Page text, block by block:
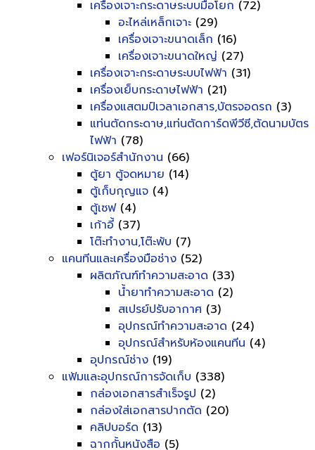
เครื่องเจาะกระดาษระบบมือโยก (72)
อะไหล่เหล็กเจาะ (29)
เครื่องเจาะขนาดเล็ก (16)
เครื่องเจาะขนาดใหญ่ (27)
เครื่องเจาะกระดาษระบบไฟฟ้า (31)
เครื่องเย็บกระดาษไฟฟ้า (21)
เครื่องแสตมป์เวลาเอกสาร,บัตรจอดรถ (3)
แท่นตัดกระดาษ,แท่นตัดการ์ดพีวีซี,ตัดนามบัตร
ไฟฟ้า (78)
เฟอร์นิเจอร์สำนักงาน (66)
ตู้ยา ตู้จดหมาย (14)
ตู้เก็บกุญแจ (4)
ตู้เซฟ(4)
เก้าอี้ (37)
โต๊ะทำงาน,โต๊ะพับ (7)
แคนทีนและเครื่องมือช่าง (52)
ผลิตภัณฑ์ทำความสะอาด (33)
น้ำยาทำความสะอาด (2)
สเปรย์ปรับอากาศ (3)
อุปกรณ์ทำความสะอาด (24)
อุปกรณ์สำหรับห้องแคนทีน (4)
อุปกรณ์ช่าง (19)
แฟ้มและอุปกรณ์การจัดเก็บ (338)
กล่องเอกสารสำเร็จรูป (2)
กล่องใส่เอกสารปากตัด (20)
คลิปบอร์ด (13)
ฉากกั้นหนังสือ (5)